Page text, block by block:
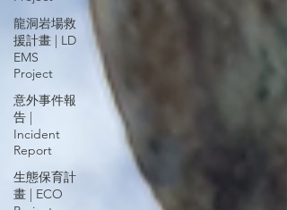
龍洞岩場救
援計畫 | LD
EMS
Project
意外事件報
告 |
Incident
Report
生態保育計
畫 | ECO